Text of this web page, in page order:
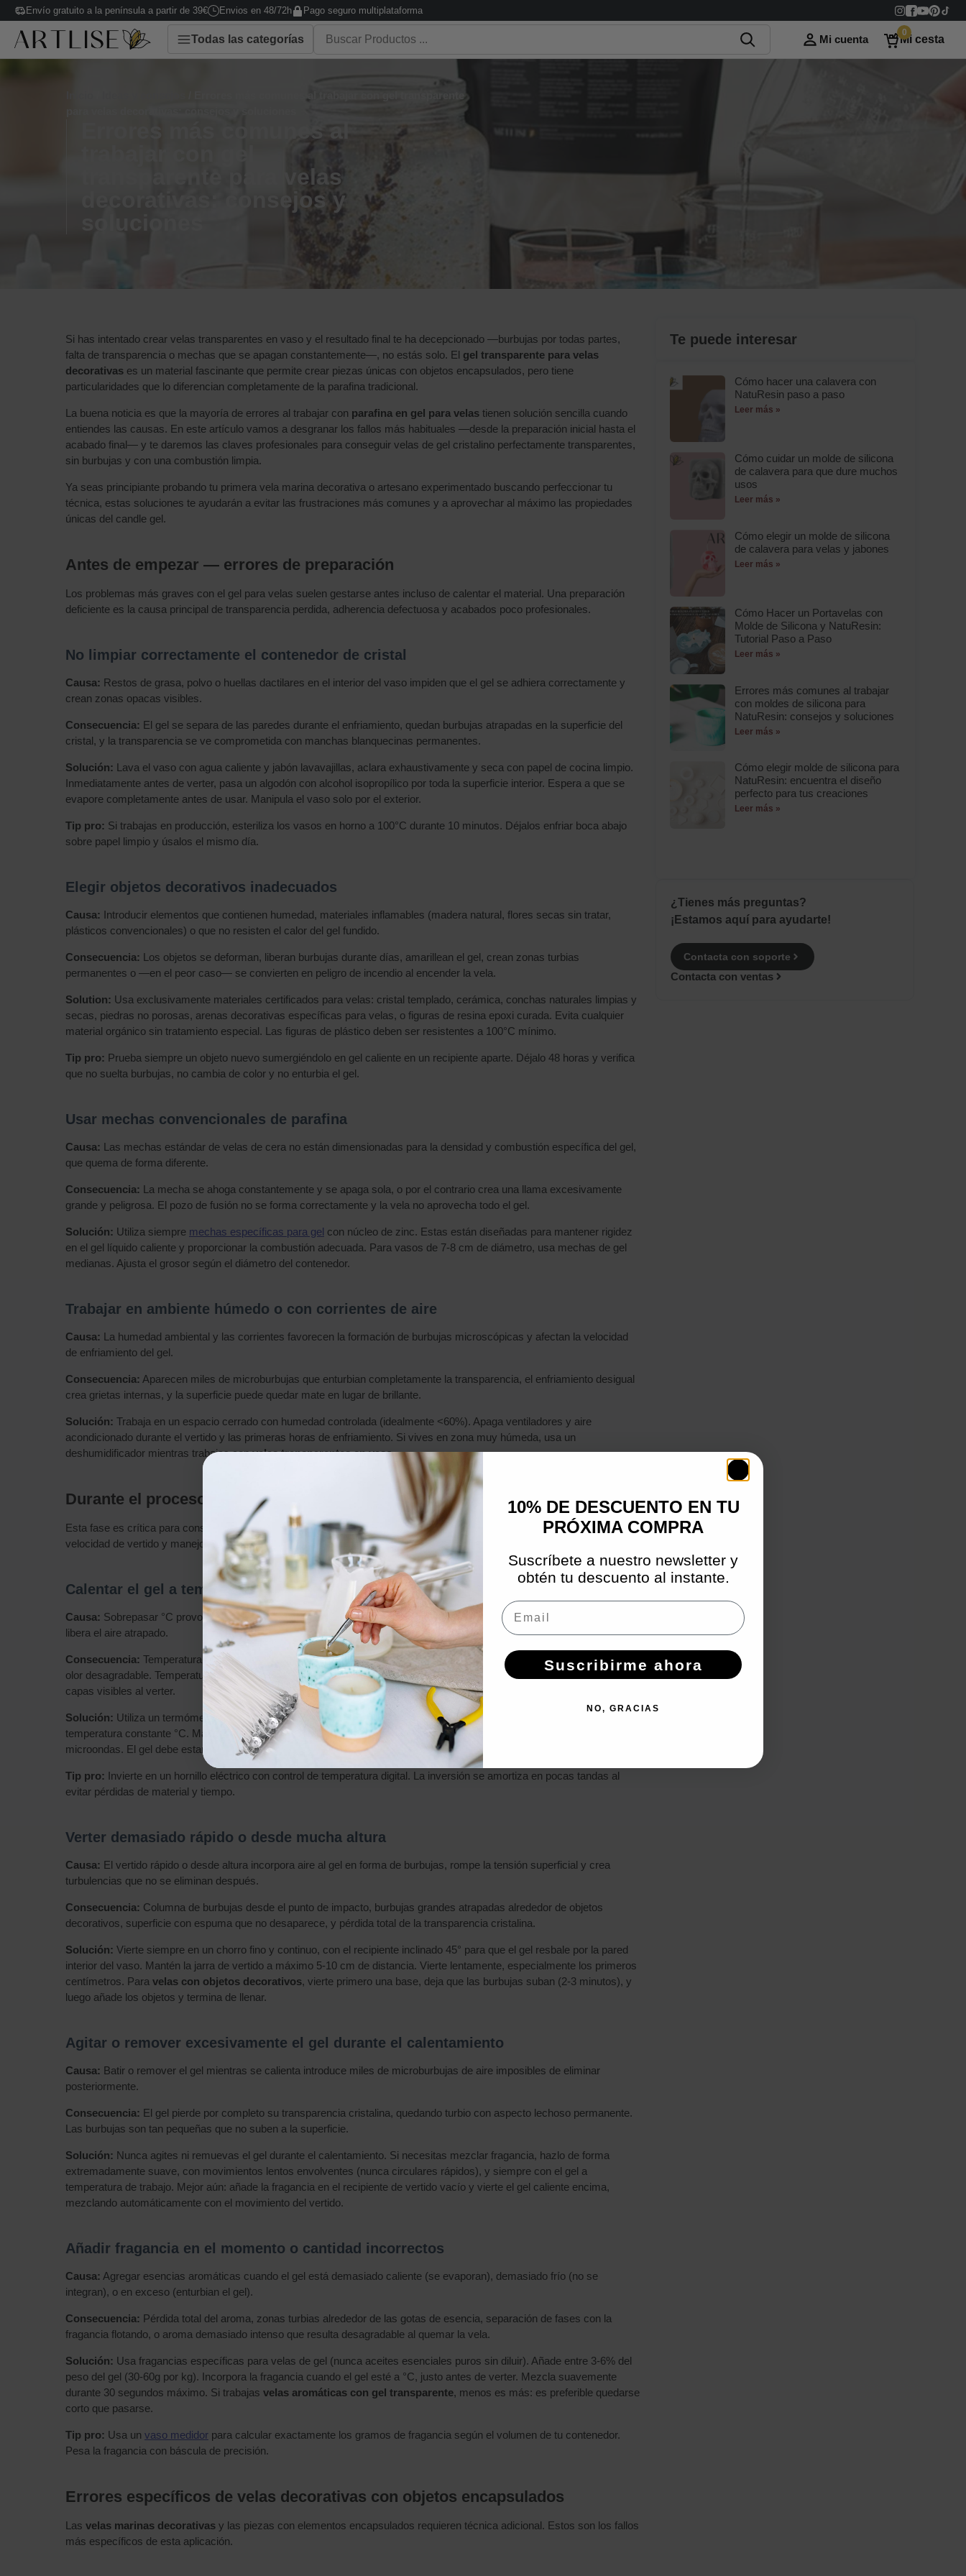
Envío gratuito a la península a partir de 39€ Envios en 48/72h Pago seguro multiplataforma
Todas las categorías Mi cuenta Mi cesta
0
Errores más comunes al
transparente para velas
decorativas: consejos y
Si has intentado crear velas transparentes en vaso y el resultado final te ha decepcionado —burbujas por todas partes,
falta de transparencia o mechas que se apagan constantemente—, no estás solo. El gel transparente para velas
decorativas es un material fascinante que permite crear piezas únicas con objetos encapsulados, pero tiene
particularidades que lo diferencian completamente de la parafina tradicional.
La buena noticia es que la mayoría de errores al trabajar con parafina en gel para velas tienen solución sencilla cuando
entiendes las causas. En este artículo vamos a desgranar los fallos más habituales —desde la preparación inicial hasta el
acabado final— y te daremos las claves profesionales para conseguir velas de gel cristalino perfectamente transparentes,
sin burbujas y con una combustión limpia.
Ya seas principiante probando tu primera vela marina decorativa o artesano experimentado buscando perfeccionar tu
técnica, estas soluciones te ayudarán a evitar las frustraciones más comunes y a aprovechar al máximo las propiedades
únicas del candle gel.
Antes de empezar — errores de preparación
Los problemas más graves con el gel para velas suelen gestarse antes incluso de calentar el material. Una preparación
deficiente es la causa principal de transparencia perdida, adherencia defectuosa y acabados poco profesionales.
No limpiar correctamente el contenedor de cristal
Causa: Restos de grasa, polvo o huellas dactilares en el interior del vaso impiden que el gel se adhiera correctamente y
crean zonas opacas visibles.
Consecuencia: El gel se separa de las paredes durante el enfriamiento, quedan burbujas atrapadas en la superficie del
cristal, y la transparencia se ve comprometida con manchas blanquecinas permanentes.
Solución: Lava el vaso con agua caliente y jabón lavavajillas, aclara exhaustivamente y seca con papel de cocina limpio.
Inmediatamente antes de verter, pasa un algodón con alcohol isopropílico por toda la superficie interior. Espera a que se
evapore completamente antes de usar. Manipula el vaso solo por el exterior.
Tip pro: Si trabajas en producción, esteriliza los vasos en horno a 100°C durante 10 minutos. Déjalos enfriar boca abajo
sobre papel limpio y úsalos el mismo día.
Elegir objetos decorativos inadecuados
Causa: Introducir elementos que contienen humedad, materiales inflamables (madera natural, flores secas sin tratar,
plásticos convencionales) o que no resisten el calor del gel fundido.
Consecuencia: Los objetos se deforman, liberan burbujas durante días, amarillean el gel, crean zonas turbias
permanentes o —en el peor caso— se convierten en peligro de incendio al encender la vela.
Solution: Usa exclusivamente materiales certificados para velas: cristal templado, cerámica, conchas naturales limpias y
secas, piedras no porosas, arenas decorativas específicas para velas, o figuras de resina epoxi curada. Evita cualquier
material orgánico sin tratamiento especial. Las figuras de plástico deben ser resistentes a 100°C mínimo.
Tip pro: Prueba siempre un objeto nuevo sumergiéndolo en gel caliente en un recipiente aparte. Déjalo 48 horas y verifica
que no suelta burbujas, no cambia de color y no enturbia el gel.
Usar mechas convencionales de parafina
Causa: Las mechas estándar de velas de cera no están dimensionadas para la densidad y combustión específica del gel,
que quema de forma diferente.
Consecuencia: La mecha se ahoga constantemente y se apaga sola, o por el contrario crea una llama excesivamente
grande y peligrosa. El pozo de fusión no se forma correctamente y la vela no aprovecha todo el gel.
Solución: Utiliza siempre mechas específicas para gel con núcleo de zinc. Estas están diseñadas para mantener rigidez
en el gel líquido caliente y proporcionar la combustión adecuada. Para vasos de 7-8 cm de diámetro, usa mechas de gel
medianas. Ajusta el grosor según el diámetro del contenedor.
Trabajar en ambiente húmedo o con corrientes de aire
Causa: La humedad ambiental y las corrientes favorecen la formación de burbujas microscópicas y afectan la velocidad
de enfriamiento del gel.
Consecuencia: Aparecen miles de microburbujas que enturbian completamente la transparencia, el enfriamiento desigual
crea grietas internas, y la superficie puede quedar mate en lugar de brillante.
Solución: Trabaja en un espacio cerrado con humedad controlada (idealmente <60%). Apaga ventiladores y aire
acondicionado durante el vertido y las primeras horas de enfriamiento. Si vives en zona muy húmeda, usa un
deshumidificador mientras trabajas convelas transparentes en vaso.
Durante el proceso — errores de mezcla y aplicación
Esta fase es crítica para conseguir la transparencia cristalina característica del candle gel. Los errores en temperatura,
velocidad de vertido y manejo del material marcan la diferencia entre una vela profesional y un desastre turbio.
Calentar el gel a temperatura excesiva o insuficiente
Causa: Sobrepasar °C provoca degradación molecular del gel. Por debajo de °C, el gel no alcanza la fluidez necesaria y no
libera el aire atrapado.
Consecuencia: Temperatura excesiva: el gel amarillea, pierde transparencia permanentemente, puede generar humo y
olor desagradable. Temperatura baja: el gel queda con textura viscosa, retiene burbujas, no se adhiere bien al cristal y crea
capas visibles al verter.
Solución: Utiliza un termómetro específico para velas. Calienta el gel al baño maría o en
temperatura constante °C. Mantén esa temperatura durante 2-3 minutos antes de verter. Nunca uses fuego directo ni
microondas. El gel debe estar completamente líquido y transparente, con fluidez similar al aceite caliente.
Tip pro: Invierte en un hornillo eléctrico con control de temperatura digital. La inversión se amortiza en pocas tandas al
evitar pérdidas de material y tiempo.
Verter demasiado rápido o desde mucha altura
Causa: El vertido rápido o desde altura incorpora aire al gel en forma de burbujas, rompe la tensión superficial y crea
turbulencias que no se eliminan después.
Consecuencia: Columna de burbujas desde el punto de impacto, burbujas grandes atrapadas alrededor de objetos
decorativos, superficie con espuma que no desaparece, y pérdida total de la transparencia cristalina.
Solución: Vierte siempre en un chorro fino y continuo, con el recipiente inclinado 45° para que el gel resbale por la pared
interior del vaso. Mantén la jarra de vertido a máximo 5-10 cm de distancia. Vierte lentamente, especialmente los primeros
centímetros. Para velas con objetos decorativos, vierte primero una base, deja que las burbujas suban (2-3 minutos), y
luego añade los objetos y termina de llenar.
Agitar o remover excesivamente el gel durante el calentamiento
Causa: Batir o remover el gel mientras se calienta introduce miles de microburbujas de aire imposibles de eliminar
posteriormente.
Consecuencia: El gel pierde por completo su transparencia cristalina, quedando turbio con aspecto lechoso permanente.
Las burbujas son tan pequeñas que no suben a la superficie.
Solución: Nunca agites ni remuevas el gel durante el calentamiento. Si necesitas mezclar fragancia, hazlo de forma
extremadamente suave, con movimientos lentos envolventes (nunca circulares rápidos), y siempre con el gel a
temperatura de trabajo. Mejor aún: añade la fragancia en el recipiente de vertido vacío y vierte el gel caliente encima,
mezclando automáticamente con el movimiento del vertido.
Añadir fragancia en el momento o cantidad incorrectos
Causa: Agregar esencias aromáticas cuando el gel está demasiado caliente (se evaporan), demasiado frío (no se
integran), o en exceso (enturbian el gel).
Consecuencia: Pérdida total del aroma, zonas turbias alrededor de las gotas de esencia, separación de fases con la
fragancia flotando, o aroma demasiado intenso que resulta desagradable al quemar la vela.
Solución: Usa fragancias específicas para velas de gel (nunca aceites esenciales puros sin diluir). Añade entre 3-6% del
peso del gel (30-60g por kg). Incorpora la fragancia cuando el gel esté a °C, justo antes de verter. Mezcla suavemente
durante 30 segundos máximo. Si trabajas velas aromáticas con gel transparente, menos es más: es preferible quedarse
corto que pasarse.
Tip pro: Usa un vaso medidor para calcular exactamente los gramos de fragancia según el volumen de tu contenedor.
Pesa la fragancia con báscula de precisión.
Errores específicos de velas decorativas con objetos encapsulados
Las velas marinas decorativas y las piezas con elementos encapsulados requieren técnica adicional. Estos son los fallos
más específicos de esta aplicación.
Te puede interesar
Cómo hacer una calavera con
NatuResin paso a paso
Leer más »
Cómo cuidar un molde de silicona
de calavera para que dure muchos
usos
Leer más »
Cómo elegir un molde de silicona
de calavera para velas y jabones
Leer más »
Cómo Hacer un Portavelas con
Molde de Silicona y NatuResin:
Tutorial Paso a Paso
Leer más »
Errores más comunes al trabajar
con moldes de silicona para
NatuResin: consejos y soluciones
Leer más »
Cómo elegir molde de silicona para
NatuResin: encuentra el diseño
perfecto para tus creaciones
Leer más »
¿Tienes más preguntas?
¡Estamos aquí para ayudarte!
Contacta con soporte
Contacta con ventas
10% DE DESCUENTO EN TU
PRÓXIMA COMPRA
Suscríbete a nuestro newsletter y
obtén tu descuento al instante.
Email
Suscribirme ahora
NO, GRACIAS